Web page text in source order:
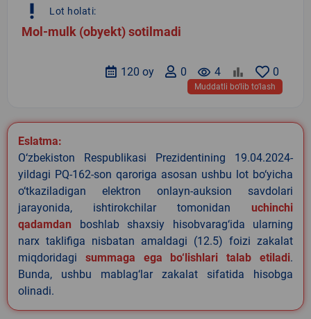
priority_high Lot holati:
Mol-mulk (obyekt) sotilmadi
0
remove_red_eye 4
0
120 oy
Muddatli bo‘lib to‘lash
Eslatma:
O‘zbekiston Respublikasi Prezidentining 19.04.2024-
yildagi PQ-162-son qaroriga asosan ushbu lot bo‘yicha
o‘tkaziladigan elektron onlayn-auksion savdolari
jarayonida, ishtirokchilar tomonidan uchinchi
qadamdan boshlab shaxsiy hisobvarag‘ida ularning
narx taklifiga nisbatan amaldagi (12.5) foizi zakalat
miqdoridagi summaga ega bo‘lishlari talab etiladi.
Bunda, ushbu mablag‘lar zakalat sifatida hisobga
olinadi.